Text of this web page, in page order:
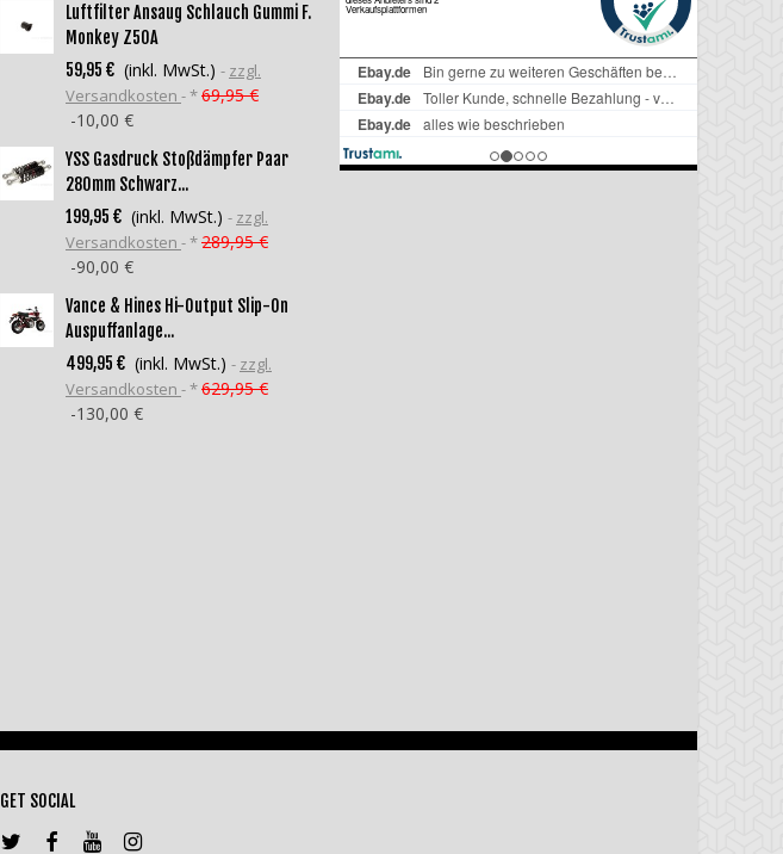
Luftfilter Ansaug Schlauch Gummi F.
Monkey Z50A
59,95 € (inkl. MwSt.)
zzgl.
Versandkosten
*69,95 €
-10,00 €
YSS Gasdruck Stoßdämpfer Paar
280mm Schwarz...
199,95 € (inkl. MwSt.)
zzgl.
Versandkosten
*289,95 €
-90,00 €
Vance & Hines Hi-Output Slip-On
Auspuffanlage...
499,95 € (inkl. MwSt.)
zzgl.
Versandkosten
*629,95 €
-130,00 €
GET SOCIAL